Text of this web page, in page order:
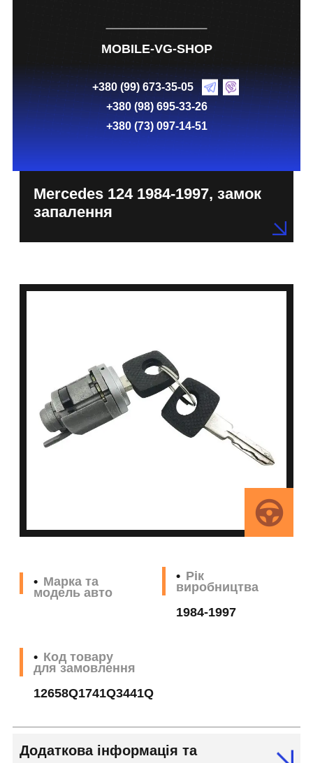
MOBILE-VG-SHOP
+380 (99) 673-35-05
+380 (98) 695-33-26
+380 (73) 097-14-51
Mercedes 124 1984-1997, замок
запалення
Марка та
модель авто
Рік
виробництва
1984-1997
Код товару
для замовлення
12658Q1741Q3441Q
Додаткова інформація та